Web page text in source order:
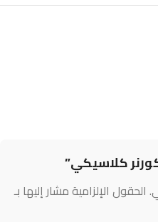
كلاسيكي”
الحقول الإلزامية مشار إليها بـ